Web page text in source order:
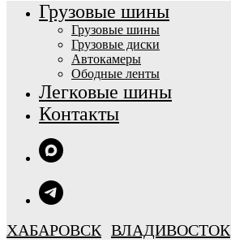
Грузовые шины
Грузовые шины
Грузовые диски
Автокамеры
Ободные ленты
Легковые шины
Контакты
ХАБАРОВСК ВЛАДИВОСТОК